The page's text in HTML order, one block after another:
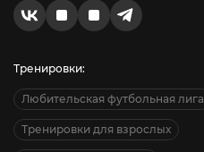
Тренировки:
Любительская футбольная лига
Тренировки для взрослых